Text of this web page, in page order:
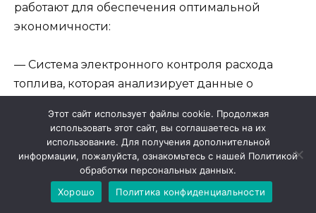
работают для обеспечения оптимальной
экономичности:
— Система электронного контроля расхода
топлива, которая анализирует данные о
режиме работы двигателя и принимает
соответствующие решения для оптимизации
расхода топлива;
— Аэродинамический дизайн кузова, который
Этот сайт использует файлы cookie. Продолжая
использовать этот сайт, вы соглашаетесь на их
использование. Для получения дополнительной
информации, пожалуйста, ознакомьтесь с нашей Политикой
обработки персональных данных.
Хорошо
Политика конфиденциальности